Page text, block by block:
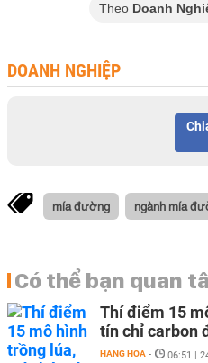
Theo Doanh
DOANH NGHIỆP
mía đường ngành mía
Có thể bạn quan
Thí điểm 15
tín chỉ carbon
HÀNG HÓA - 06:51 |